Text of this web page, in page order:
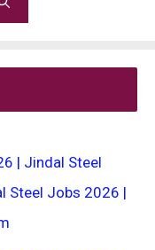
| Jindal Steel
Steel Jobs 2026 |